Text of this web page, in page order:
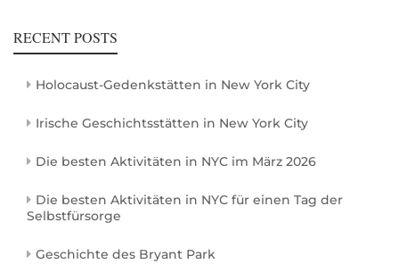
RECENT POSTS
Holocaust-Gedenkstätten in New York City
Irische Geschichtsstätten in New York City
Die besten Aktivitäten in NYC im März 2026
Die besten Aktivitäten in NYC für einen Tag der
Selbstfürsorge
Geschichte des Bryant Park